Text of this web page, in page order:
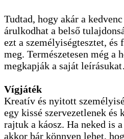
Tudtad, hogy akár a
árulkodhat a belső
ezt a személyiségtesztet,
meg. Természetesen még a
megkapják a saját
Vígjáték
Kreatív és nyitott
egy kissé szervezetlenek és
rajtuk a káosz. Ha neked is
akkor bár könnyen lehet,